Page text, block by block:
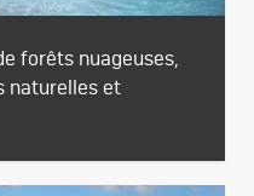
forêts nuageuses,
naturelles et